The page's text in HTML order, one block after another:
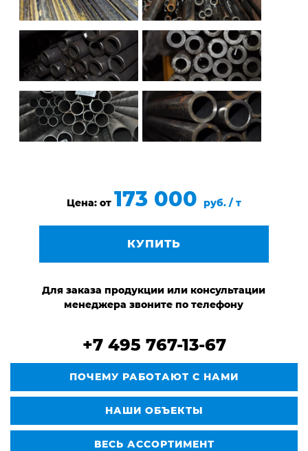
Цена: от 173 000 руб. / т
КУПИТЬ
Для заказа продукции или консультации
менеджера звоните по телефону
+7 495 767-13-67
ПОЧЕМУ РАБОТАЮТ С НАМИ
НАШИ ОБЪЕКТЫ
ВЕСЬ АССОРТИМЕНТ